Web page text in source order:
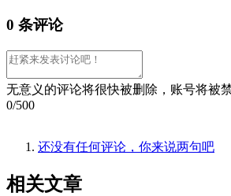
0 条评论
无意义的评论将很快被删除，账号将被
0/500
还没有任何评论，你来说两句吧
相关文章